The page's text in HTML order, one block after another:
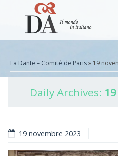
La Dante – Comité de Paris» 19
Daily Archives:
19 novembre 2023